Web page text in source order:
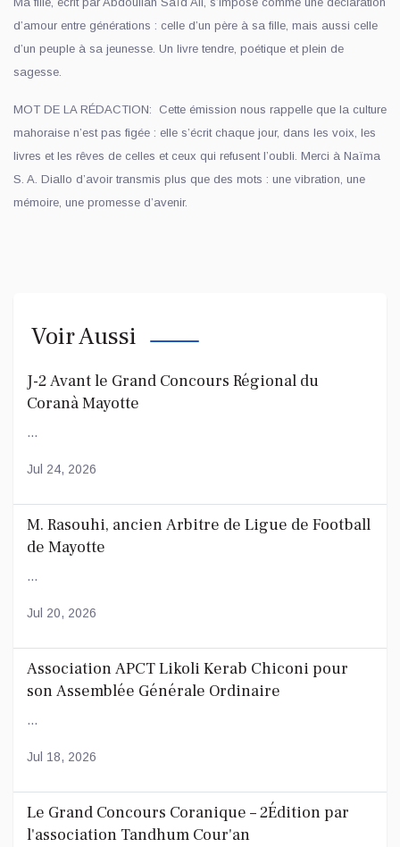
d’amour entre générations : celle d’un père à sa fille, mais aussi celle
d’un peuple à sa jeunesse. Un livre tendre, poétique et plein de
sagesse.
MOT DE LA RÉDACTION: Cette émission nous rappelle que la culture
mahoraise n’est pas figée : elle s’écrit chaque jour, dans les voix, les
livres et les rêves de celles et ceux qui refusent l’oubli. Merci à Naïma
S. A. Diallo d’avoir transmis plus que des mots : une vibration, une
mémoire, une promesse d’avenir.
Voir Aussi
J-2 Avant le Grand Concours Régional du
Coranà Mayotte
...
Jul 24, 2026
M. Rasouhi, ancien Arbitre de Ligue de Football
de Mayotte
...
Jul 20, 2026
Association APCT Likoli Kerab Chiconi pour
son Assemblée Générale Ordinaire
...
Jul 18, 2026
Le Grand Concours Coranique – 2Édition par
l'association Tandhum Cour'an